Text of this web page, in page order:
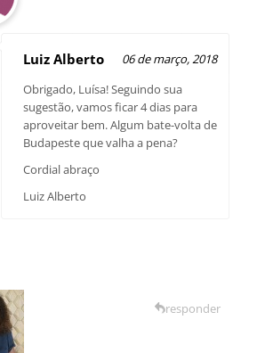
Luiz Alberto
06 de março, 2018
Obrigado, Luísa! Seguindo sua
sugestão, vamos ficar 4 dias para
aproveitar bem. Algum bate-volta de
Budapeste que valha a pena?
Cordial abraço
Luiz Alberto
responder